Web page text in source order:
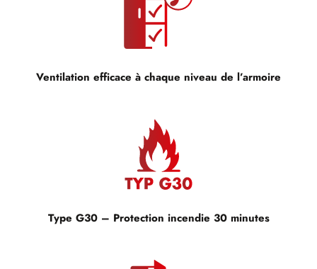
Ventilation efficace à chaque niveau de l’armoire
Type G30 – Protection incendie 30 minutes